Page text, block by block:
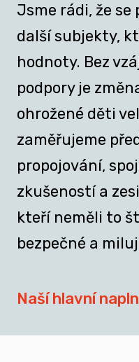
Jsme rádi, že
další subjekty,
hodnoty. Bez
podpory je
ohrožené děti
zaměřujeme
propojování,
zkušeností a
kteří neměli to
bezpečné a
Naší hlavní